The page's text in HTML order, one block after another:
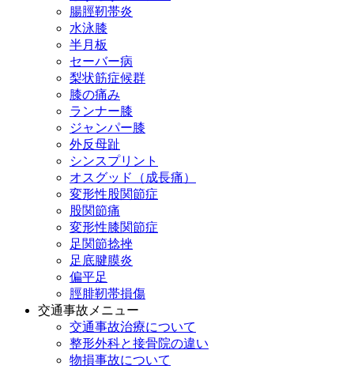
腸脛靭帯炎
水泳膝
半月板
セーバー病
梨状筋症候群
膝の痛み
ランナー膝
ジャンパー膝
外反母趾
シンスプリント
オスグッド（成長痛）
変形性股関節症
股関節痛
変形性膝関節症
足関節捻挫
足底腱膜炎
偏平足
脛腓靭帯損傷
交通事故メニュー
交通事故治療について
整形外科と接骨院の違い
物損事故について